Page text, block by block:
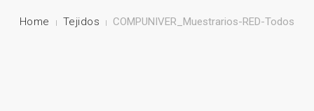
Home Tejidos COMPUNIVER_Muestrarios-RED-Todos